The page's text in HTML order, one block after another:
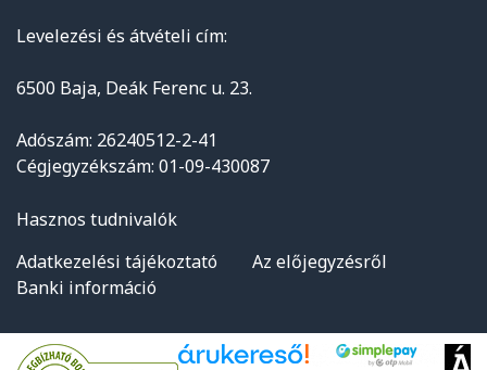
Levelezési és átvételi cím:
6500 Baja, Deák Ferenc u. 23.
Adószám: 26240512-2-41
Cégjegyzékszám: 01-09-430087
Hasznos tudnivalók
Adatkezelési tájékoztató
Banki információ
Az előjegyzésről